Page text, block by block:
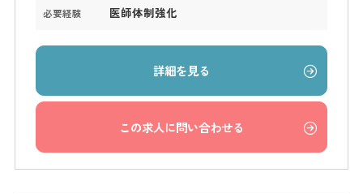
必要経験 医師体制強化
詳細を見る
この求人に問い合わせる